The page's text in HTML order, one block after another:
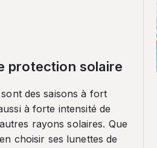
protection solaire
des saisons à fort
à forte intensité de
rayons solaires. Que
choisir ses lunettes de